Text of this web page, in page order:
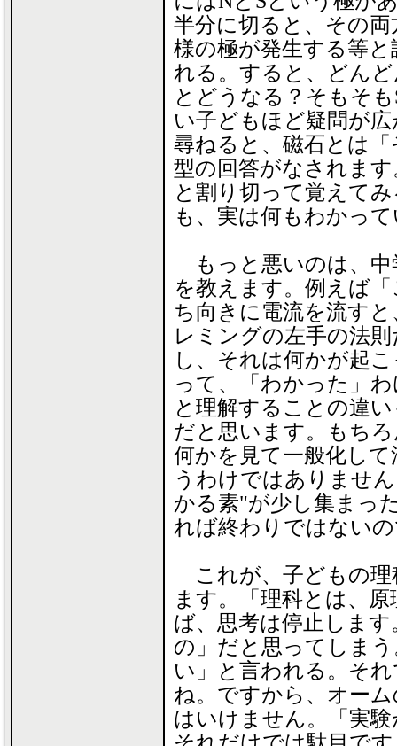
半分に切ると、その両
様の極が発生する等と
れる。すると、どん
とどうなる？そもそ
い子どもほど疑問が
尋ねると、磁石とは
型の回答がなされま
と割り切って覚えて
も、実は何もわかっ
もっと悪いのは、中
を教えます。例えば
ち向きに電流を流す
レミングの左手の法
し、それは何かが起
って、「わかった」
と理解することの違
だと思います。もち
何かを見て一般化し
うわけではありませ
かる素"が少し集まっ
れば終わりではない
これが、子どもの理
ます。「理科とは、
ば、思考は停止しま
の」だと思ってしま
い」と言われる。そ
ね。ですから、オー
はいけません。「実